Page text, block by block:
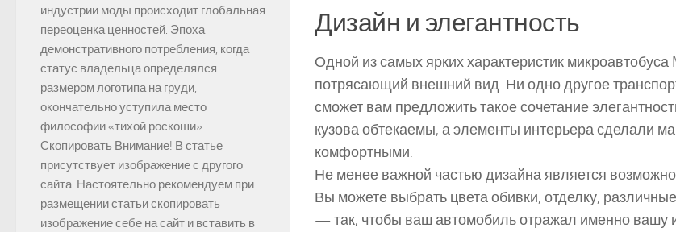
Дизайн и элегантность
Одной из самых ярких характеристик микроавтобуса
потрясающий внешний вид. Ни одно другое
сможет вам предложить такое сочетание
кузова обтекаемы, а элементы интерьера сделали
комфортными.
Не менее важной частью дизайна является
Вы можете выбрать цвета обивки, отделку,
— так, чтобы ваш автомобиль отражал именно вашу
индустрии моды происходит глобальная
переоценка ценностей. Эпоха
демонстративного потребления, когда
статус владельца определялся
размером логотипа на груди,
окончательно уступила место
философии «тихой роскоши».
Скопировать Внимание! В статье
присутствует изображение с другого
сайта. Настоятельно рекомендуем при
размещении статьи скопировать
изображение себе на сайт и вставить в